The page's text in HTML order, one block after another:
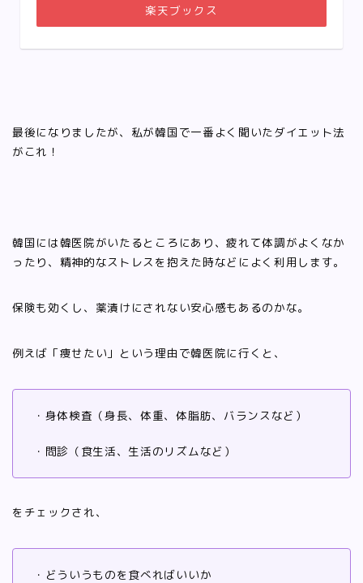
楽天ブックス
最後になりましたが、私が韓国で一番よく聞いたダイエット法
がこれ！
韓国には韓医院がいたるところにあり、疲れて体調がよくなか
ったり、精神的なストレスを抱えた時などによく利用します。
保険も効くし、薬漬けにされない安心感もあるのかな。
例えば「痩せたい」という理由で韓医院に行くと、
・身体検査（身長、体重、体脂肪、バランスなど）
・問診（食生活、生活のリズムなど）
をチェックされ、
・どういうものを食べればいいか